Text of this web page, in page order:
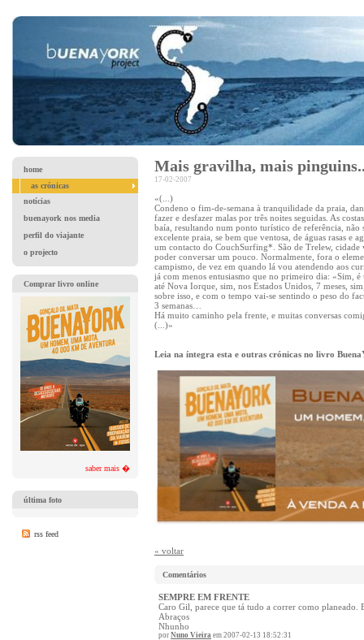
home
as crónicas
notícias
buenayork nos media
perfil do viajante
o projecto
Comprar livro online
saber mais �
última foto
rss feed
Mais gravilha, mais
17-02-2007
«(...)
Condeno o fim-de-semana à tranquilidade da praia,
fazer e desfazer malas por três noites seguidas. As
baía, resultando num ponto turístico de referência, não
excelente praia, se bem que ventosa, de águas rasas
um contacto do CouchSurfing*. São de Trelew, cidade
poder conversar um pouco. Normalmente, fora o
campismo, de vez em quando lá vou atendendo aos
já com menos entusiasmo que no primeiro dia: «Sim,
até Nova Iorque, sim, nos Estados Unidos, 7 meses,
sobre isso, e com o tempo vai-se sentindo o peso do
3 semanas…
Há muito caminho pela frente, e muitas conversas
(...)»
Leia na íntegra esta e outras crónicas no livro
« voltar
Comentários
SEMPRE EM FRENTE
Caro Gil, parece que tá tudo a correr como planeado.
Abraços
Nhunho
por Nuno Vieira em 2007-02-13 18:52:31